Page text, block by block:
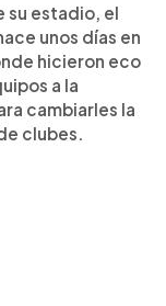
su estadio, el
unos días en
hicieron eco
a la
cambiarles la
clubes.